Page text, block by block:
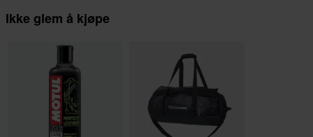
Ikke glem å kjøpe